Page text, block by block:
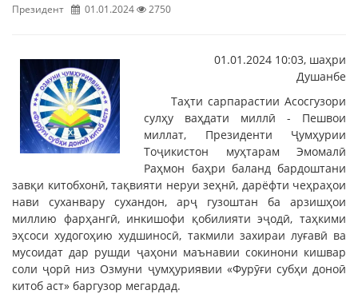
Президент 01.01.2024 2750
01.01.2024 10:03, шаҳри
Душанбе
Таҳти cарпарастии Асосгузори
сулҳу ваҳдати миллӣ - Пешвои
миллат, Президенти Ҷумҳурии
Тоҷикистон муҳтарам Эмомалӣ
Раҳмон баҳри баланд бардоштани
завқи китобхонӣ, тақвияти неруи зеҳнӣ, дарёфти чеҳраҳои
нави суханвару сухандон, арҷ гузоштан ба арзишҳои
миллию фарҳангӣ, инкишофи қобилияти эҷодӣ, таҳкими
эҳсоси худогоҳию худшиносӣ, такмили захираи луғавӣ ва
мусоидат дар рушди ҷаҳони маънавии сокинони кишвар
соли ҷорӣ низ Озмуни ҷумҳуриявии «Фурӯғи субҳи доноӣ
китоб аст» баргузор мегардад.